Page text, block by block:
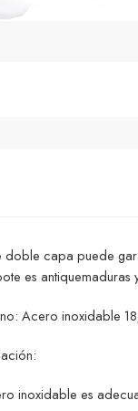
capa puede
es antiquemaduras
Acero inoxidable
inoxidable es